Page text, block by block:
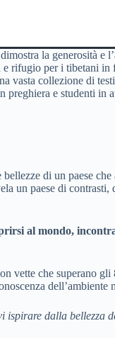
la generosità e
rifugio per i tibetani in
vasta collezione di
e studenti in
di un paese
un paese di
al mondo,
vette che superano
dell’ambiente
ispirare dalla bellezza